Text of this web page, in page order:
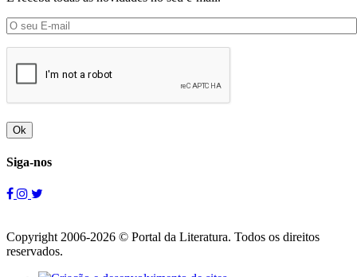
Ok
Siga-nos
Copyright 2006-2026 © Portal da Literatura. Todos os direitos
reservados.